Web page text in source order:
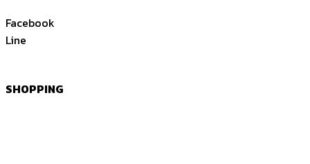
Facebook
Line
SHOPPING